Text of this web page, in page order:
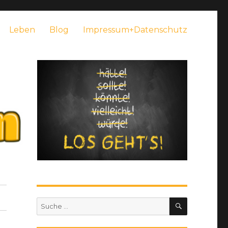
Leben Blog Impressum+Datenschutz
Suche
nach:
SUCHEN